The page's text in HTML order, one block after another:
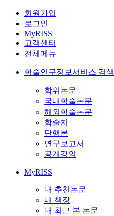
회원가입
로그인
MyRISS
고객센터
전체메뉴
학술연구정보서비스 검색
학위논문
국내학술논문
해외학술논문
학술지
단행본
연구보고서
공개강의
MyRISS
내 추천논문
내 책장
내 최근 본 논문